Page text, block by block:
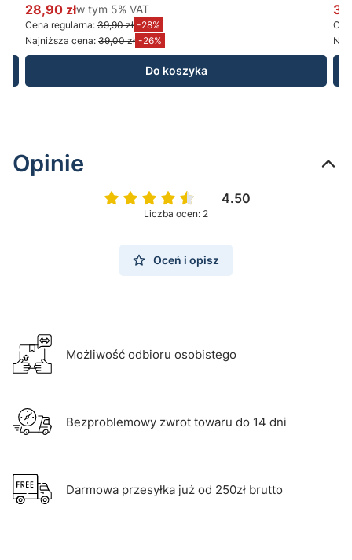
Cena promocyjna brutto
28,90 złw tym %s VAT
w tym 5% VAT
Cena regularna: 39,90 zł -28%
Najniższa cena: 39,00 zł -26%
Do koszyka
Opinie
4.50
Liczba ocen: 2
Oceń i opisz
Możliwość odbioru osobistego
Bezproblemowy zwrot towaru do 14 dni
Darmowa przesyłka już od 250zł brutto